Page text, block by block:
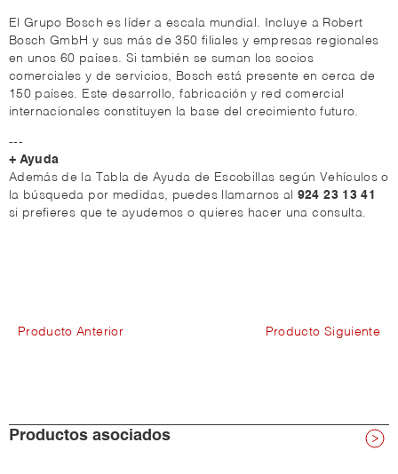
El Grupo Bosch es líder a escala mundial. Incluye a Robert
Bosch GmbH y sus más de 350 filiales y empresas regionales
en unos 60 países. Si también se suman los socios
comerciales y de servicios, Bosch está presente en cerca de
150 países. Este desarrollo, fabricación y red comercial
internacionales constituyen la base del crecimiento futuro.
---
+ Ayuda
Además de la Tabla de Ayuda de Escobillas según Vehículos o
la búsqueda por medidas, puedes llamarnos al 924 23 13 41
si prefieres que te ayudemos o quieres hacer una consulta.
Producto Anterior Producto Siguiente
Productos asociados